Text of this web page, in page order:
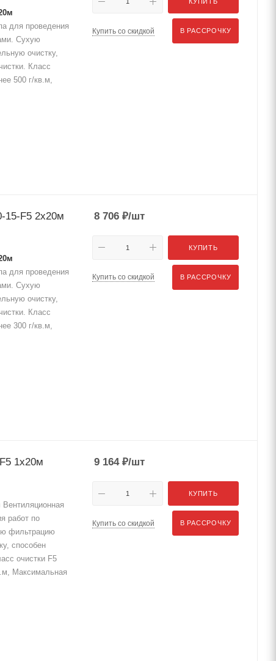
для проведения
Сухую
очистку,
Класс
500 г/кв.м,
Купить со скидкой В РАССРОЧКУ
15-F5 2x20м
для проведения
Сухую
очистку,
Класс
300 г/кв.м,
8 706 ₽/шт
КУПИТЬ
Купить со скидкой В РАССРОЧКУ
1x20м
Вентиляционная
работ по
фильтрацию
способен
очистки F5
Максимальная
9 164₽/шт
КУПИТЬ
Купить со скидкой В РАССРОЧКУ